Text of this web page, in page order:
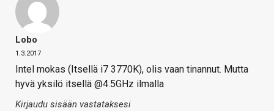
Lobo
1.3.2017
Intel mokas (Itsellä i7 3770K), olis vaan tinannut. Mutta
hyvä yksilö itsellä @4.5GHz ilmalla
Kirjaudu sisään vastataksesi